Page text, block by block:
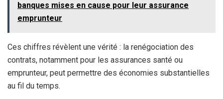
banques mises en cause pour leur assurance
emprunteur
Ces chiffres révèlent une vérité : la renégociation des
contrats, notamment pour les assurances santé ou
emprunteur, peut permettre des économies substantielles
au fil du temps.